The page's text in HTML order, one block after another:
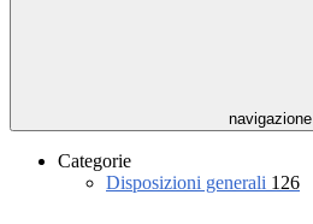
navigazione
Categorie
Disposizioni generali 126